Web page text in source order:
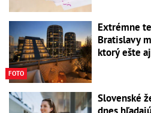
FOTO
Extrémne
Bratislavy
ktorý ešte
Slovenské